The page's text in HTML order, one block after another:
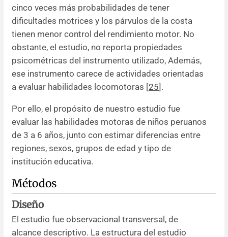
cinco veces más probabilidades de tener
dificultades motrices y los párvulos de la costa
tienen menor control del rendimiento motor. No
obstante, el estudio, no reporta propiedades
psicométricas del instrumento utilizado, Además,
ese instrumento carece de actividades orientadas
a evaluar habilidades locomotoras [25].
Por ello, el propósito de nuestro estudio fue
evaluar las habilidades motoras de niños peruanos
de 3 a 6 años, junto con estimar diferencias entre
regiones, sexos, grupos de edad y tipo de
institución educativa.
Métodos
Diseño
El estudio fue observacional transversal, de
alcance descriptivo. La estructura del estudio